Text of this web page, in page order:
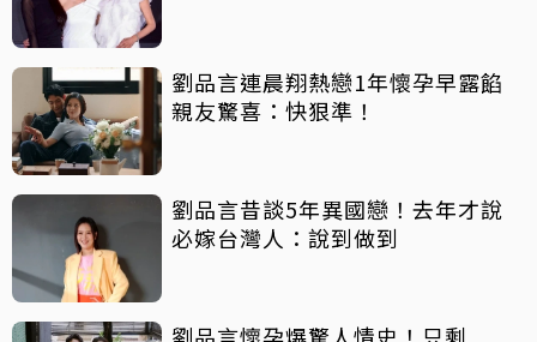
劉品言連晨翔熱戀1年懷孕早露餡
親友驚喜：快狠準！
劉品言昔談5年異國戀！去年才說
必嫁台灣人：說到做到